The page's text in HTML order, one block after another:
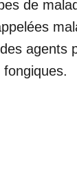
de
agents